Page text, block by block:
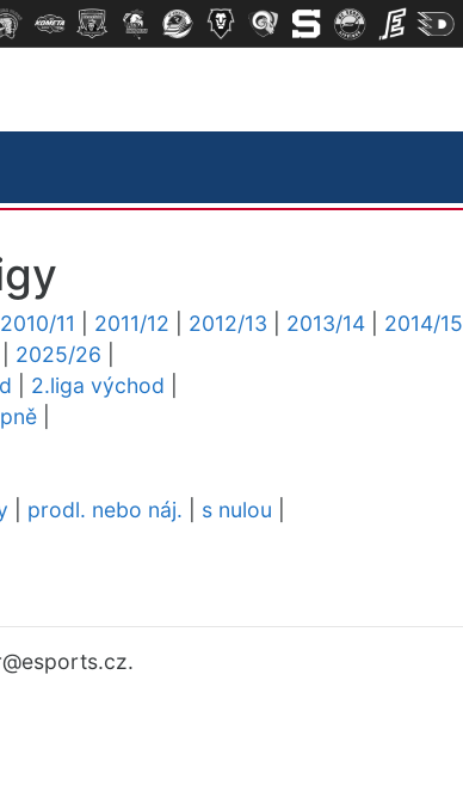
2010/11 2011/12 2012/13 2013/14 2014/15
2025/26
2.liga východ
prodl. nebo náj. s nulou
@esports.cz.